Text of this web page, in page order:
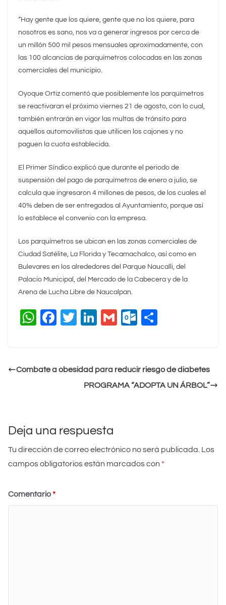
“Hay gente que los quiere, gente que no los quiere, para
nosotros es sano, nos va a generar ingresos por cerca de
un millón 500 mil pesos mensuales aproximadamente, con
las 100 alcancías de parquímetros colocadas en las zonas
comerciales del municipio.
Oyoque Ortiz comentó que posiblemente los parquímetros
se reactivaran el próximo viernes 21 de agosto, con lo cual,
también entrarán en vigor las multas de tránsito para
aquellos automovilistas que utilicen los cajones y no
paguen la cuota establecida.
El Primer Síndico explicó que durante el periodo de
suspensión del pago de parquímetros de enero a julio, se
calcula que ingresaron 4 millones de pesos, de los cuales el
40% deben de ser entregados al Ayuntamiento, porque así
lo establece el convenio con la empresa.
Los parquímetros se ubican en las zonas comerciales de
Ciudad Satélite, La Florida y Tecamachalco, así como en
Bulevares en los alrededores del Parque Naucalli, del
Palacio Municipal, del Mercado de la Cabecera y de la
Arena de Lucha Libre de Naucalpan.
W
s
F
e
k
T
er
Li
e
dI
G
l
O
o
k.
p
ar
Combate a obesidad para reducir riesgo de diabetes
PROGRAMA “ADOPTA UN ÁRBOL”
Deja una respuesta
Tu dirección de correo electrónico no será publicada. Los
campos obligatorios están marcados con *
Comentario*